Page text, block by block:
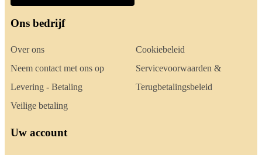
Ons bedrijf
Over ons
Neem contact met ons op
Levering - Betaling
Veilige betaling
Cookiebeleid
Servicevoorwaarden &
Terugbetalingsbeleid
Uw account